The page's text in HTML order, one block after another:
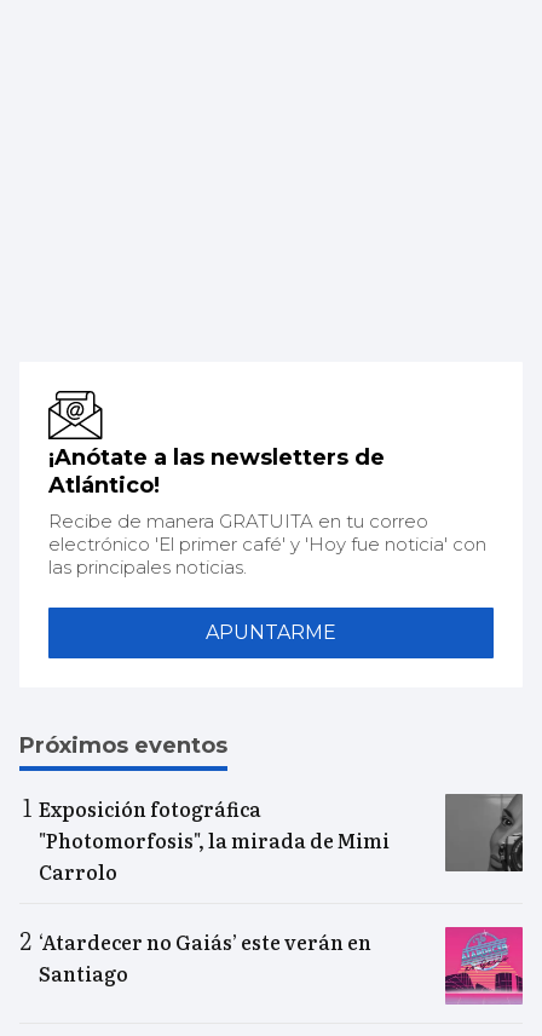
¡Anótate a las newsletters de
Atlántico!
Recibe de manera GRATUITA en tu correo
electrónico 'El primer café' y 'Hoy fue noticia' con
las principales noticias.
APUNTARME
Próximos eventos
Exposición fotográfica
"Photomorfosis", la mirada de Mimi
Carrolo
‘Atardecer no Gaiás’ este verán en
Santiago